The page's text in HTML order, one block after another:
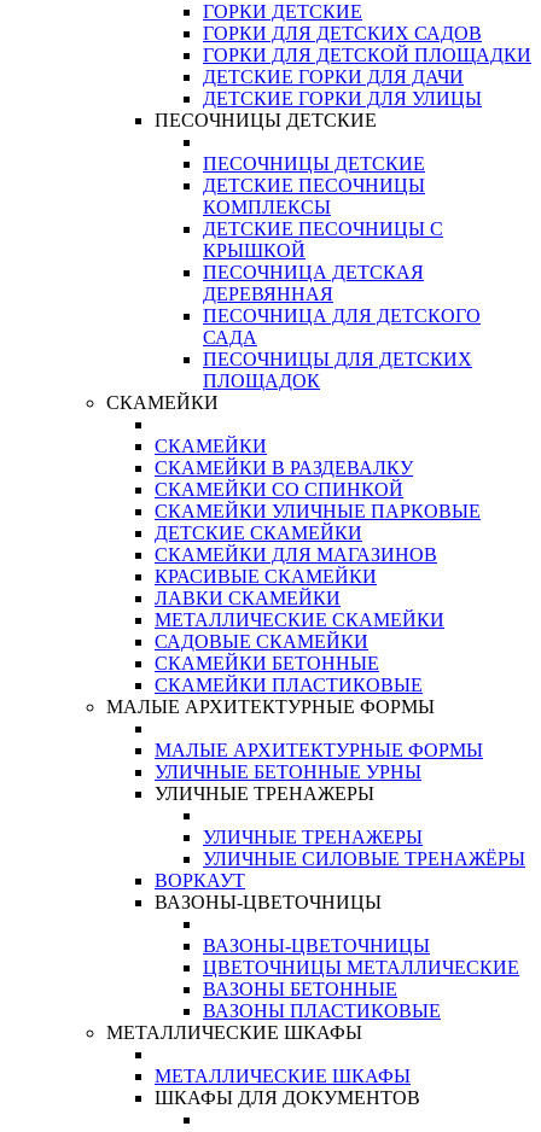
ГОРКИ ДЕТСКИЕ
ГОРКИ ДЛЯ ДЕТСКИХ САДОВ
ГОРКИ ДЛЯ ДЕТСКОЙ ПЛОЩАДКИ
ДЕТСКИЕ ГОРКИ ДЛЯ ДАЧИ
ДЕТСКИЕ ГОРКИ ДЛЯ УЛИЦЫ
ПЕСОЧНИЦЫ ДЕТСКИЕ
ПЕСОЧНИЦЫ ДЕТСКИЕ
ДЕТСКИЕ ПЕСОЧНИЦЫ
КОМПЛЕКСЫ
ДЕТСКИЕ ПЕСОЧНИЦЫ С
КРЫШКОЙ
ПЕСОЧНИЦА ДЕТСКАЯ
ДЕРЕВЯННАЯ
ПЕСОЧНИЦА ДЛЯ ДЕТСКОГО
САДА
ПЕСОЧНИЦЫ ДЛЯ ДЕТСКИХ
ПЛОЩАДОК
СКАМЕЙКИ
СКАМЕЙКИ
СКАМЕЙКИ В РАЗДЕВАЛКУ
СКАМЕЙКИ СО СПИНКОЙ
СКАМЕЙКИ УЛИЧНЫЕ ПАРКОВЫЕ
ДЕТСКИЕ СКАМЕЙКИ
СКАМЕЙКИ ДЛЯ МАГАЗИНОВ
КРАСИВЫЕ СКАМЕЙКИ
ЛАВКИ СКАМЕЙКИ
МЕТАЛЛИЧЕСКИЕ СКАМЕЙКИ
САДОВЫЕ СКАМЕЙКИ
СКАМЕЙКИ БЕТОННЫЕ
СКАМЕЙКИ ПЛАСТИКОВЫЕ
МАЛЫЕ АРХИТЕКТУРНЫЕ ФОРМЫ
МАЛЫЕ АРХИТЕКТУРНЫЕ ФОРМЫ
УЛИЧНЫЕ БЕТОННЫЕ УРНЫ
УЛИЧНЫЕ ТРЕНАЖЕРЫ
УЛИЧНЫЕ ТРЕНАЖЕРЫ
УЛИЧНЫЕ СИЛОВЫЕ ТРЕНАЖЁРЫ
ВОРКАУТ
ВАЗОНЫ-ЦВЕТОЧНИЦЫ
ВАЗОНЫ-ЦВЕТОЧНИЦЫ
ЦВЕТОЧНИЦЫ МЕТАЛЛИЧЕСКИЕ
ВАЗОНЫ БЕТОННЫЕ
ВАЗОНЫ ПЛАСТИКОВЫЕ
МЕТАЛЛИЧЕСКИЕ ШКАФЫ
МЕТАЛЛИЧЕСКИЕ ШКАФЫ
ШКАФЫ ДЛЯ ДОКУМЕНТОВ